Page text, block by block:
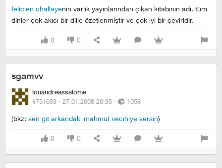
felicien challayenin varlık yayınlarından çıkan kitabının adı. tüm
dinler çok akıcı bir dille özetlenmiştir ve çok iyi bir çeviridir.
0 0
sgamvv
louandreassalome
#751653 · 27.01.2008 20:35 · 1058
(bkz: sen git arkandaki mahmut vecihiye versin)
0 0